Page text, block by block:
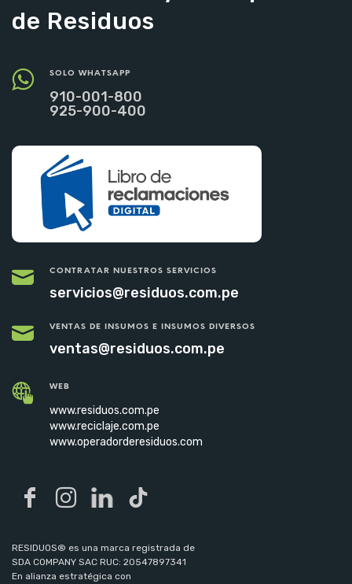
de Residuos
SOLO WHATSAPP
910-001-800
925-900-400
CONTRATAR NUESTROS SERVICIOS
servicios@residuos.com.pe
VENTAS DE INSUMOS E INSUMOS DIVERSOS
ventas@residuos.com.pe
WEB
www.residuos.com.pe
www.reciclaje.com.pe
www.operadorderesiduos.com
RESIDUOS® es una marca registrada de
SDA COMPANY SAC RUC: 20547897341
En alianza estratégica con